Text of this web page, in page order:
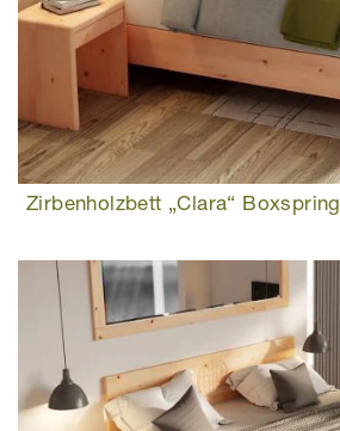
Zirbenholzbett „Clara“ Boxspring